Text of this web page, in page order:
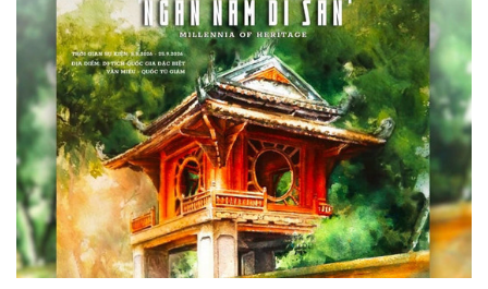
kiện kéo dài đến ngày 25/9/2026 hứa hẹn trở thành điểm đến
văn hóa đầy sức hút, góp phần làm phong phú đời sống nghệ
thuật của Thủ đô trong mùa thu này.